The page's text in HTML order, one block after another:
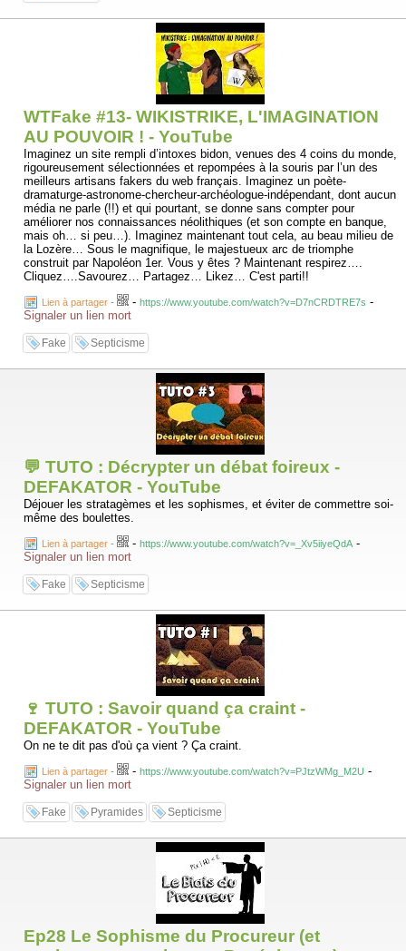
WTFake #13- WIKISTRIKE, L'IMAGINATION
AU POUVOIR ! - YouTube
Imaginez un site rempli d’intoxes bidon, venues des 4 coins du monde,
rigoureusement sélectionnées et repompées à la souris par l’un des
meilleurs artisans fakers du web français. Imaginez un poète-
dramaturge-astronome-chercheur-archéologue-indépendant, dont aucun
média ne parle (!!) et qui pourtant, se donne sans compter pour
améliorer nos connaissances néolithiques (et son compte en banque,
mais oh… si peu…). Imaginez maintenant tout cela, au beau milieu de
la Lozère… Sous le magnifique, le majestueux arc de triomphe
construit par Napoléon 1er. Vous y êtes ? Maintenant respirez….
Cliquez….Savourez… Partagez… Likez… C'est parti!!
Lien à partager - - https://www.youtube.com/watch?v=D7nCRDTRE7s -
Signaler un lien mort
Fake Septicisme
💬 TUTO : Décrypter un débat foireux -
DEFAKATOR - YouTube
Déjouer les stratagèmes et les sophismes, et éviter de commettre soi-
même des boulettes.
Lien à partager - - https://www.youtube.com/watch?v=_Xv5iiyeQdA -
Signaler un lien mort
Fake Septicisme
🍷 TUTO : Savoir quand ça craint -
DEFAKATOR - YouTube
On ne te dit pas d'où ça vient ? Ça craint.
Lien à partager - - https://www.youtube.com/watch?v=PJtzWMg_M2U -
Signaler un lien mort
Fake Pyramides Septicisme
Ep28 Le Sophisme du Procureur (et